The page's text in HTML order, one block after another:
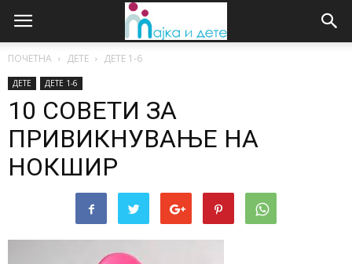
ПОЧЕТНА ДЕТЕ ДЕTE 1-6
ДЕТЕ ДЕTE 1-6
10 СОВЕТИ ЗА
ПРИВИКНУВАЊЕ НА
НОКШИР